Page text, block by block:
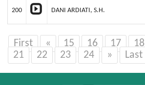
200 DANI ARDIATI, S.H.
First « 15 16 17 18
21
22 23 24 » Last